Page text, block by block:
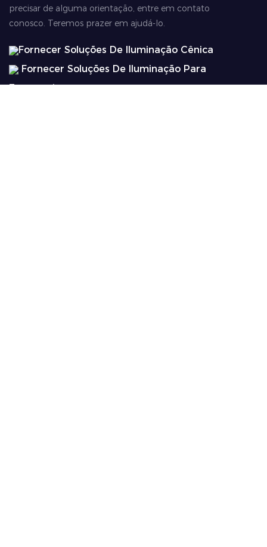
precisar de alguma orientação, entre em contato
conosco. Teremos prazer em ajudá-lo.
Fornecer Soluções De Iluminação Cênica
Fornecer Soluções De Iluminação Para
Entretenimento